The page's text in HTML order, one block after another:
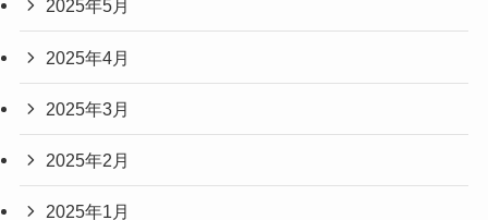
2025年5月
2025年4月
2025年3月
2025年2月
2025年1月